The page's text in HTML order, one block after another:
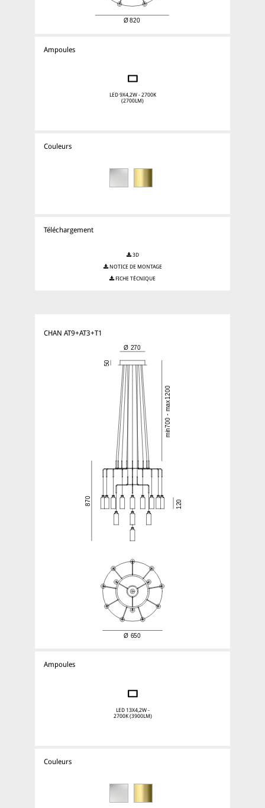
Ampoules
LED 9X4,2W - 2700K
(2700LM)
Couleurs
Téléchargement
3D
NOTICE DE MONTAGE
FICHE TÉCNIQUE
CHAN AT9+AT3+T1
Ampoules
LED 13X4,2W -
2700K (3900LM)
Couleurs